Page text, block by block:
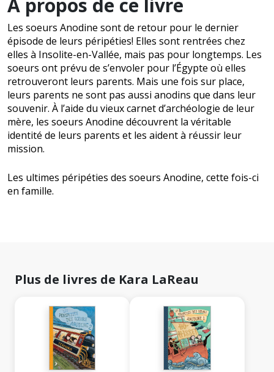
À propos de ce livre
Les soeurs Anodine sont de retour pour le dernier
épisode de leurs péripéties! Elles sont rentrées chez
elles à Insolite-en-Vallée, mais pas pour longtemps. Les
soeurs ont prévu de s’envoler pour l’Égypte où elles
retrouveront leurs parents. Mais une fois sur place,
leurs parents ne sont pas aussi anodins que dans leur
souvenir. À l’aide du vieux carnet d’archéologie de leur
mère, les soeurs Anodine découvrent la véritable
identité de leurs parents et les aident à réussir leur
mission.
Les ultimes péripéties des soeurs Anodine, cette fois-ci
en famille.
Plus de livres de Kara LaReau